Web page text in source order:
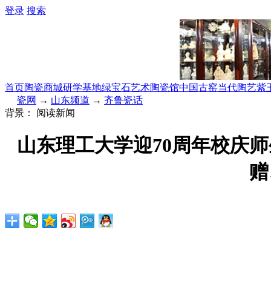
登录 搜索
首页陶瓷商城研学基地绿宝石艺术陶瓷馆中国古窑当代陶艺紫
瓷网 → 山东频道 → 齐鲁瓷话
背景：
阅读新闻
山东理工大学迎70周年校庆